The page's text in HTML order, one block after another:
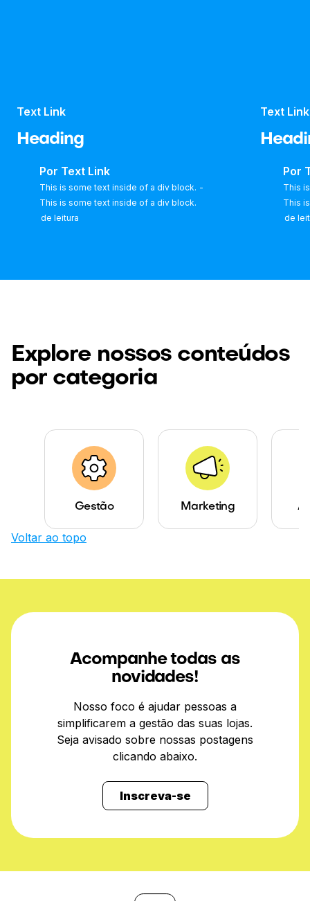
Text Link
Heading
Por Text Link
This is some text inside of a div block. -
This is some text inside of a div block.
de leitura
Text Link
Por
This
This
de
Explore nossos conteúdos
por categoria
Gestão Marketing
Voltar ao topo
Acompanhe todas as
novidades!
Nosso foco é ajudar pessoas a
simplificarem a gestão das suas lojas.
Seja avisado sobre nossas postagens
clicando abaixo.
Inscreva-se